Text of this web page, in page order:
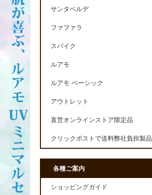
サンタベルデ
ファファラ
スパイク
ルアモ
ルアモ ベーシック
アウトレット
直営オンラインストア限定品
クリックポストで送料弊社負担製品
各種ご案内
ショッピングガイド